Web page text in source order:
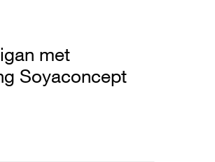
met
Soyaconcept